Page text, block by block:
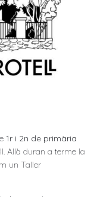
1r i 2n de primària
Allà duran a terme la
un Taller